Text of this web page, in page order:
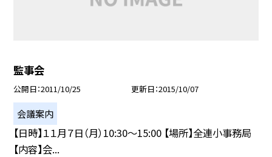
監事会
公開日 2011/10/25 更新日 2015/10/07
会議案内
【日時】１１月７日（月）10:30〜15:00 【場所】全連小事務局
【内容】会...